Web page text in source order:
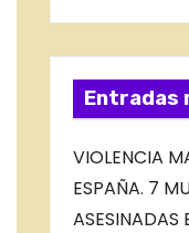
Entradas
VIOLENCIA
ESPAÑA. 7
ASESINADAS